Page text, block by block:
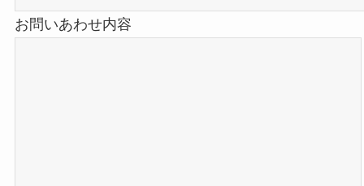
お問いあわせ内容